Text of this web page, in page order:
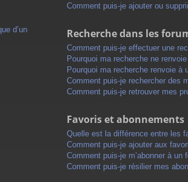
d’un
Comment puis-je ajouter ou
Recherche dans les
Comment puis-je effectuer une
Pourquoi ma recherche ne
Pourquoi ma recherche renvoie à
Comment puis-je rechercher des
Comment puis-je retrouver mes
Favoris et abonnements
Quelle est la différence entre les
Comment puis-je ajouter aux
Comment puis-je m’abonner à un
Comment puis-je résilier mes